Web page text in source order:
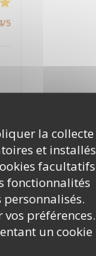
la collecte
et installés
facultatifs
fonctionnalités
préférences.
un cookie
/5
/5